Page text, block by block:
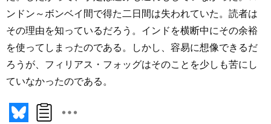
ンドン～ボンベイ間で得た二日間は失われていた。読者は
その理由を知っているだろう。インドを横断中にその余裕
を使ってしまったのである。しかし、容易に想像できるだ
ろうが、フィリアス・フォッグはそのことを少しも苦にし
ていなかったのである。